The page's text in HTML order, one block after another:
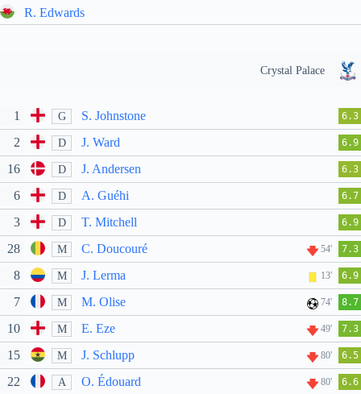
R. Edwards
Crystal Palace
1 G S. Johnstone 6.3
2 D J. Ward 6.9
16 D J. Andersen 6.3
6 D A. Guéhi 6.7
3 D T. Mitchell 6.9
28 M C. Doucouré 54' 7.3
8 M J. Lerma 13' 6.9
7 M M. Olise 74' 8.7
10 M E. Eze 49' 7.3
15 M J. Schlupp 80' 6.5
22 A O. Édouard 80' 6.6